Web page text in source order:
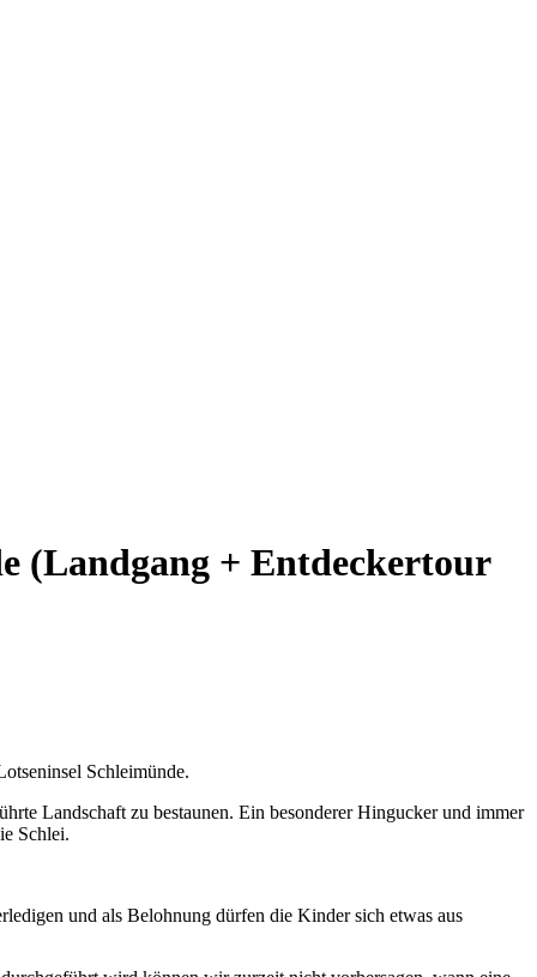
(Landgang + Entdeckertour
Schleimünde.
Landschaft zu bestaunen. Ein besonderer Hingucker und immer
Schlei.
und als Belohnung dürfen die Kinder sich etwas aus